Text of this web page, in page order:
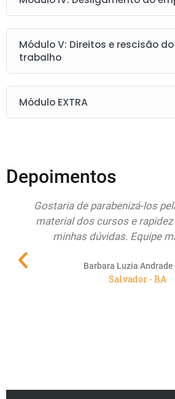
Módulo V: Direitos e rescisão
trabalho
Módulo EXTRA
Depoimentos
Gostaria de parabenizá-los
material dos cursos e
minhas dúvidas. Equipe
Barbara Luzia Andrade
Salvador - BA